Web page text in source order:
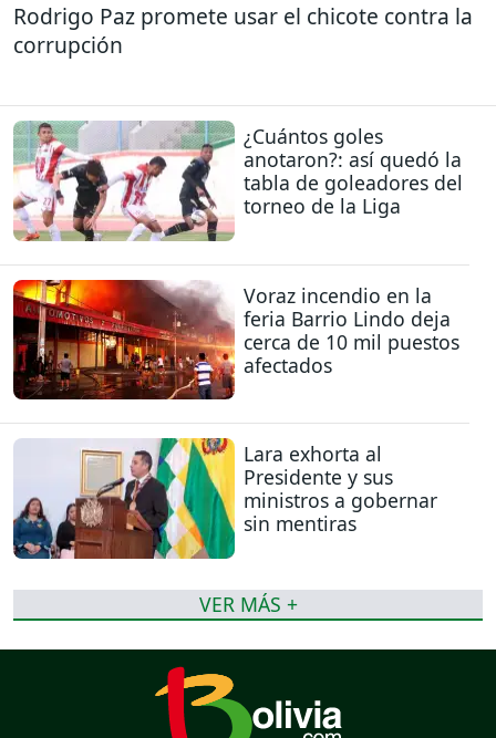
Rodrigo Paz promete usar el chicote contra la
corrupción
¿Cuántos goles
anotaron?: así quedó la
tabla de goleadores del
torneo de la Liga
Voraz incendio en la
feria Barrio Lindo deja
cerca de 10 mil puestos
afectados
Lara exhorta al
Presidente y sus
ministros a gobernar
sin mentiras
VER MÁS +